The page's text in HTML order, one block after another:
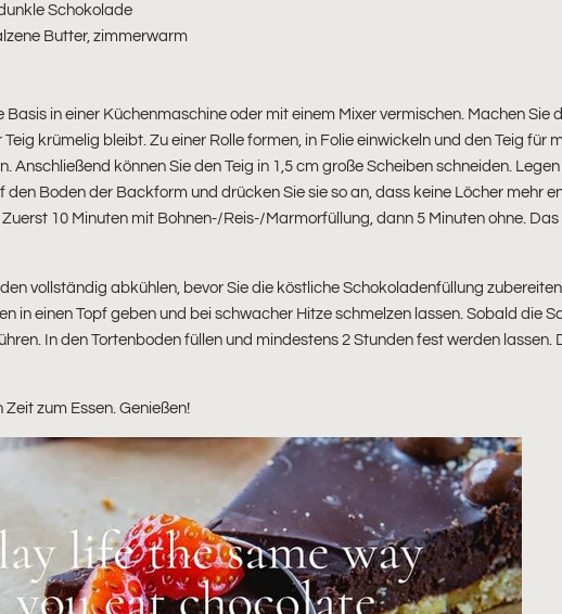
Schokolade
Butter, zimmerwarm
Basis in einer Küchenmaschine oder mit einem Mixer vermischen. Machen Sie
krümelig bleibt. Zu einer Rolle formen, in Folie einwickeln und den Teig für
Anschließend können Sie den Teig in 1,5 cm große Scheiben schneiden.
den Boden der Backform und drücken Sie sie so an, dass keine Löcher mehr
Zuerst 10 Minuten mit Bohnen-/Reis-/Marmorfüllung, dann 5 Minuten ohne.
vollständig abkühlen, bevor Sie die köstliche Schokoladenfüllung
in einen Topf geben und bei schwacher Hitze schmelzen lassen. Sobald die
In den Tortenboden füllen und mindestens 2 Stunden fest werden lassen.
zum Essen. Genießen!